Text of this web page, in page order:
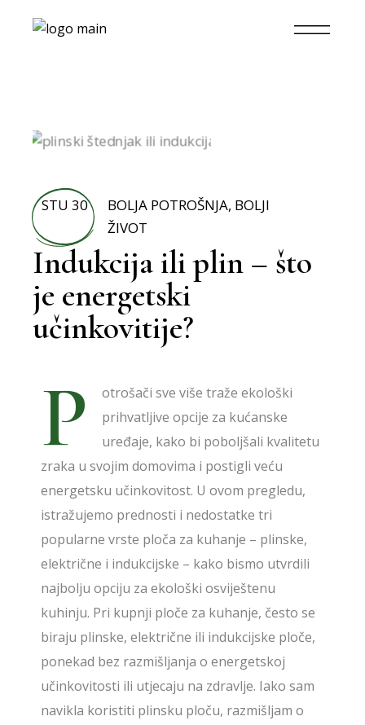
STU 30 BOLJA POTROŠNJA, BOLJI
ŽIVOT
Indukcija ili plin – što
je energetski
učinkovitije?
P
otrošači sve više traže ekološki
prihvatljive opcije za kućanske
uređaje, kako bi poboljšali kvalitetu
zraka u svojim domovima i postigli veću
energetsku učinkovitost. U ovom pregledu,
istražujemo prednosti i nedostatke tri
popularne vrste ploča za kuhanje – plinske,
električne i indukcijske – kako bismo utvrdili
najbolju opciju za ekološki osviještenu
kuhinju. Pri kupnji ploče za kuhanje, često se
biraju plinske, električne ili indukcijske ploče,
ponekad bez razmišljanja o energetskoj
učinkovitosti ili utjecaju na zdravlje. Iako sam
navikla koristiti plinsku ploču, razmišljam o